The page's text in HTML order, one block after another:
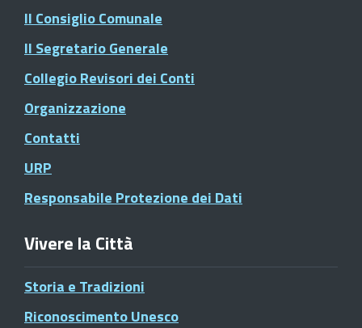
Il Consiglio Comunale
Il Segretario Generale
Collegio Revisori dei Conti
Organizzazione
Contatti
URP
Responsabile Protezione dei Dati
Vivere la Città
Storia e Tradizioni
Riconoscimento Unesco